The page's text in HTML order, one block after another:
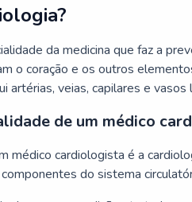
da medicina que faz a
o coração e os outros
artérias, veias, capilares e vasos
de um médico
médico cardiologista é a
do sistema